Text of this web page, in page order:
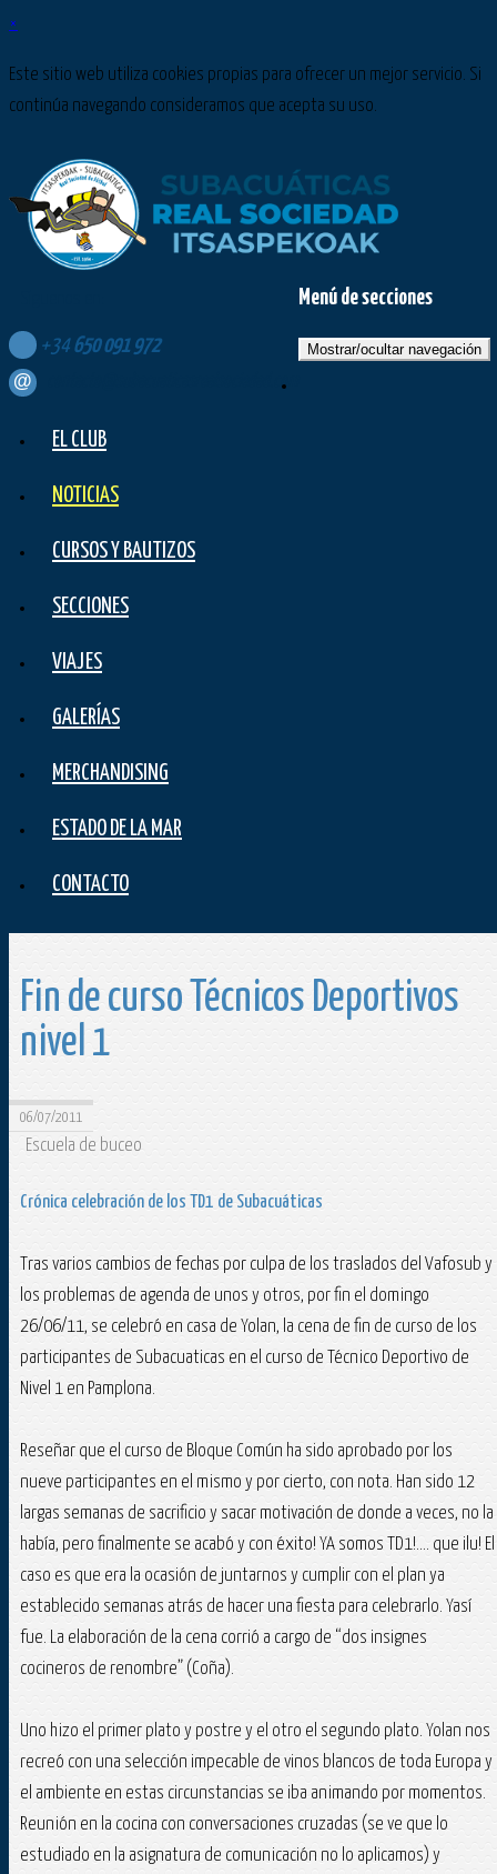
×
Este sitio web utiliza cookies propias para ofrecer un mejor servicio. Si
continúa navegando consideramos que acepta su uso.
+34 650 091 972
contacto@subacuaticasrealsociedad.com
Menú de secciones
Mostrar/ocultar navegación
EL CLUB
NOTICIAS
CURSOS Y BAUTIZOS
SECCIONES
VIAJES
GALERÍAS
MERCHANDISING
ESTADO DE LA MAR
CONTACTO
Fin de curso Técnicos Deportivos
nivel 1
06/07/2011
Escuela de buceo
Crónica celebración de los TD1 de Subacuáticas
Tras varios cambios de fechas por culpa de los traslados del Vafosub y
los problemas de agenda de unos y otros, por fin el domingo
26/06/11, se celebró en casa de Yolan, la cena de fin de curso de los
participantes de Subacuaticas en el curso de Técnico Deportivo de
Nivel 1 en Pamplona.
Reseñar que el curso de Bloque Común ha sido aprobado por los
nueve participantes en el mismo y por cierto, con nota. Han sido 12
largas semanas de sacrificio y sacar motivación de donde a veces, no la
había, pero finalmente se acabó y con éxito! YA somos TD1!.... que ilu! El
caso es que era la ocasión de juntarnos y cumplir con el plan ya
establecido semanas atrás de hacer una fiesta para celebrarlo. Yasí
fue. La elaboración de la cena corrió a cargo de “dos insignes
cocineros de renombre” (Coña).
Uno hizo el primer plato y postre y el otro el segundo plato. Yolan nos
recreó con una selección impecable de vinos blancos de toda Europa y
el ambiente en estas circunstancias se iba animando por momentos.
Reunión en la cocina con conversaciones cruzadas (se ve que lo
estudiado en la asignatura de comunicación no lo aplicamos) y